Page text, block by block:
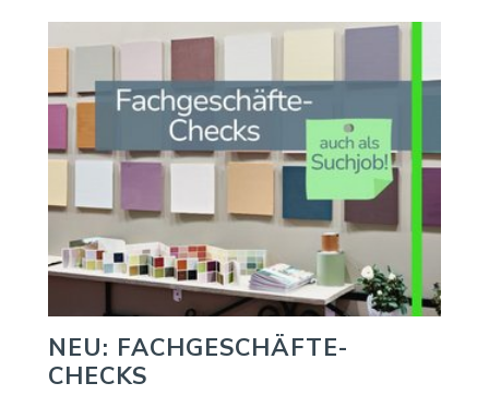
NEU: FACHGESCHÄFTE-
CHECKS